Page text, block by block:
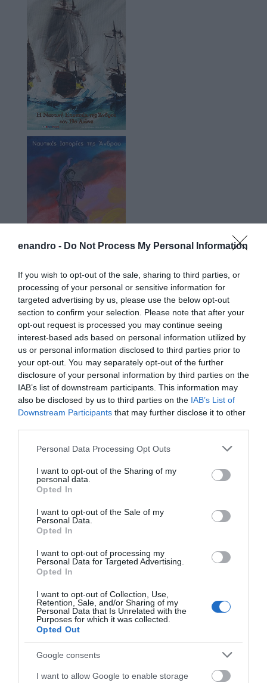
enandro - Do Not Process My Personal Information
If you wish to opt-out of the sale, sharing to third parties, or
processing of your personal or sensitive information for
targeted advertising by us, please use the below opt-out
section to confirm your selection. Please note that after your
opt-out request is processed you may continue seeing
interest-based ads based on personal information utilized by
us or personal information disclosed to third parties prior to
your opt-out. You may separately opt-out of the further
disclosure of your personal information by third parties on the
IAB’s list of downstream participants. This information may
also be disclosed by us to third parties on the IAB’s List of
Downstream Participants that may further disclose it to other
Please note that this website/app uses one or more Google
not limited to your visit or usage behaviour. You may click to
grant or deny consent to Google and its third-party tags to
use your data for below specified purposes in below Google
consent section.
Personal Data Processing Opt Outs
I want to opt-out of the Sharing of my
personal data.
Opted In
I want to opt-out of the Sale of my
Personal Data.
Opted In
I want to opt-out of processing my
Personal Data for Targeted Advertising.
Opted In
I want to opt-out of Collection, Use,
Retention, Sale, and/or Sharing of my
Personal Data that Is Unrelated with the
Purposes for which it was collected.
Opted Out
Google consents
I want to allow Google to enable storage
Προτεινόμενα άρθρα
ΣΥΓΚΛΟΝΙΣΤΙΚΟΣ ΑΠΟΧΑΙΡΕΤΙΣΜΟΣ ΣΤΗ
ΡΑΦΗΝΑ ΣΤΟ «ΤΕΛΕΥΤΑΙΟ ΜΠΑΡΚΟ» ΤΟΥ
Απαράδεκτη εμπειρία στη Ραφήνα. Φωτογραφίες από
ΑΠΟΚΛΕΙΣΤΙΚΟ: «ΕΤΣΙ ΑΝΑΚΑΛΥΨΑ ΤΟ
«ΑΥΤΗ ΤΗΝ ΑΝΔΡΟ ΘΕΛΟΥΜΕ…»
ΑΝΕΜΟΓΕΝΝΗΤΡΙΕΣ ΓΙΟΚ!…
Πρόσφατα Άρθρα
06/08/2026